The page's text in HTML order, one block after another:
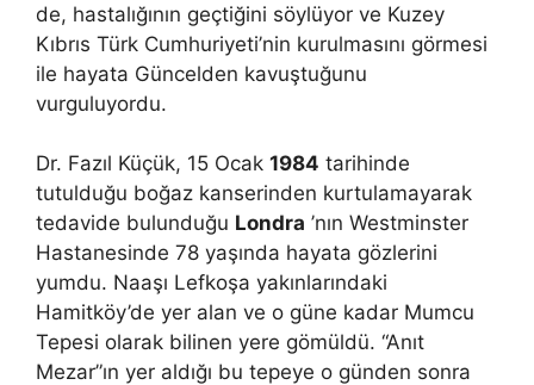
de, hastalığının geçtiğini söylüyor ve Kuzey
Kıbrıs Türk Cumhuriyeti’nin kurulmasını görmesi
ile hayata Güncelden kavuştuğunu
vurguluyordu.
Dr. Fazıl Küçük, 15 Ocak 1984 tarihinde
tutulduğu boğaz kanserinden kurtulamayarak
tedavide bulunduğu Londra ’nın Westminster
Hastanesinde 78 yaşında hayata gözlerini
yumdu. Naaşı Lefkoşa yakınlarındaki
Hamitköy’de yer alan ve o güne kadar Mumcu
Tepesi olarak bilinen yere gömüldü. “Anıt
Mezar”ın yer aldığı bu tepeye o günden sonra